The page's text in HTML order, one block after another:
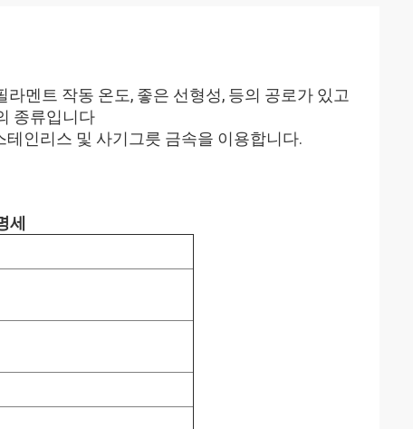
멘트 작동 온도, 좋은 선형성, 등의 공로가 있고
종류입니다
인리스 및 사기그릇 금속을 이용합니다.
세